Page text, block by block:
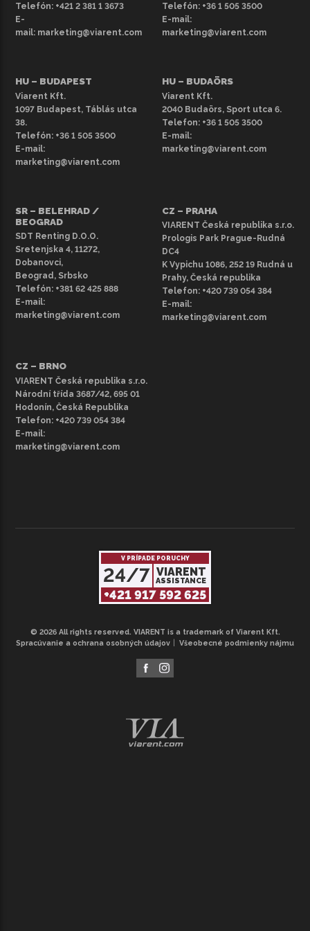
Telefón: +421 2 381 1 3673
E-
mail: marketing@viarent.com
Telefón: +36 1 505 3500
E-mail:
marketing@viarent.com
HU – BUDAPEST
Viarent Kft.
1097 Budapest, Táblás utca
38.
Telefón: +36 1 505 3500
E-mail:
marketing@viarent.com
HU – BUDAÖRS
Viarent Kft.
2040 Budaörs, Sport utca 6.
Telefon: +36 1 505 3500
E-mail:
marketing@viarent.com
SR – BELEHRAD /
BEOGRAD
SDT Renting D.O.O.
Sretenjska 4, 11272,
Dobanovci,
Beograd, Srbsko
Telefón: +381 62 425 888
E-mail:
marketing@viarent.com
CZ – PRAHA
VIARENT Česká republika s.r.o.
Prologis Park Prague-Rudná
DC4
K Vypichu 1086, 252 19 Rudná u
Prahy, Česká republika
Telefon: +420 739 054 384
E-mail:
marketing@viarent.com
CZ – BRNO
VIARENT Česká republika s.r.o.
Národní třída 3687/42, 695 01
Hodonín, Česká Republika
Telefon: +420 739 054 384
E-mail:
marketing@viarent.com
V PRÍPADE PORUCHY
24/7 VIARENT
ASSISTANCE
+421 917 592 625
© 2026 All rights reserved. VIARENT is a trademark of Viarent Kft.
Spracúvanie a ochrana osobných údajov
Všeobecné podmienky nájmu